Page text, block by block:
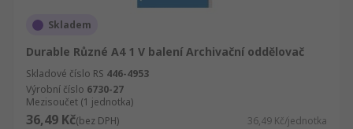
Skladem
Durable Různé A4 1 V balení Archivační oddělovač
Skladové číslo RS 446-4953
Výrobní číslo 6730-27
Mezisoučet (1 jednotka)
36,49 Kč(bez DPH) 36,49 Kč/jednotka